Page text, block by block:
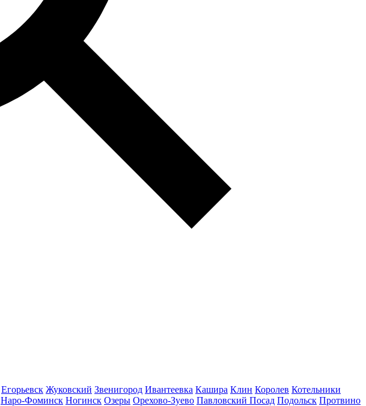
Егорьевск Жуковский Звенигород Ивантеевка Кашира Клин Королев Котельники
Наро-Фоминск Ногинск Озеры Орехово-Зуево Павловский Посад Подольск Протвино